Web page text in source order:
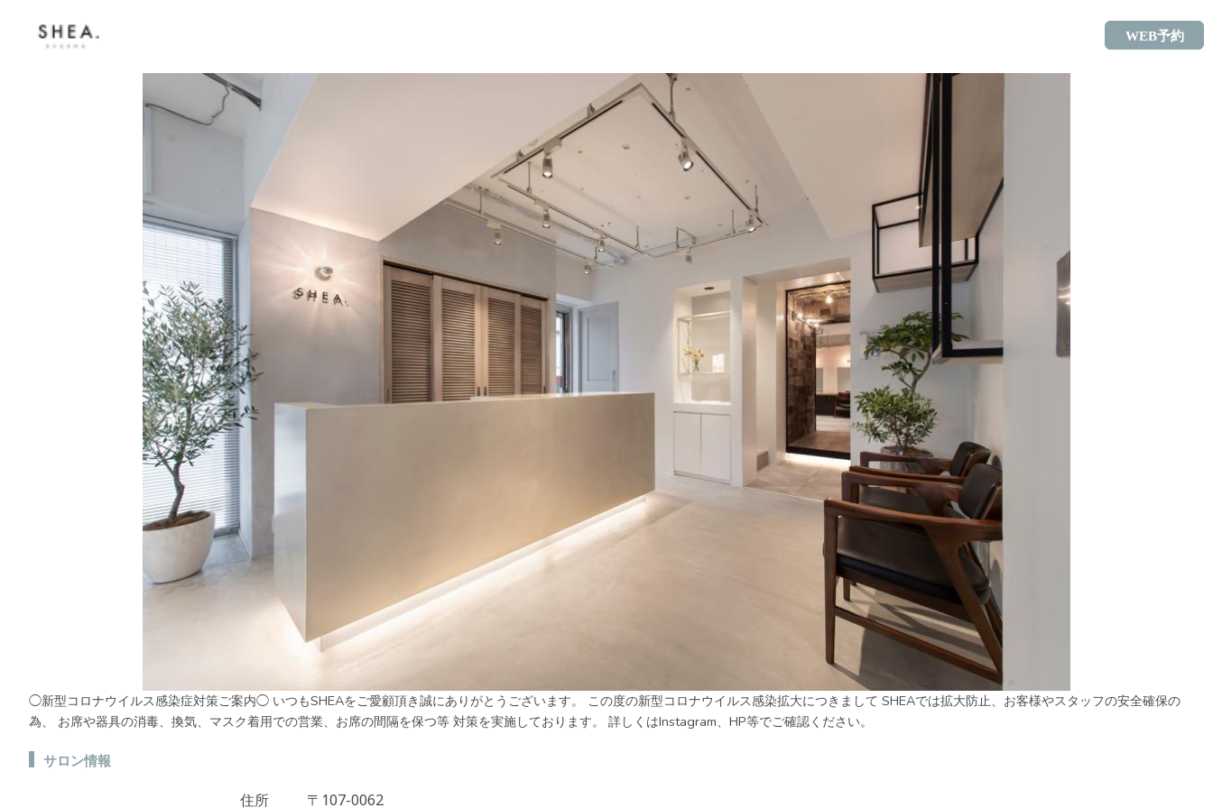
WEB予約
◯新型コロナウイルス感染症対策ご案内◯ いつもSHEAをご愛顧頂き誠にありがとうございます。 この度の新型コロナウイルス感染拡大につきまして SHEAでは拡大防止、お客様やスタッフの安全確保の
為、 お席や器具の消毒、換気、マスク着用での営業、お席の間隔を保つ等 対策を実施しております。 詳しくはInstagram、HP等でご確認ください。
サロン情報
住所 〒107-0062